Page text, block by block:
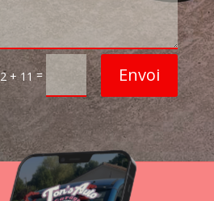
2 + 11= Envoi